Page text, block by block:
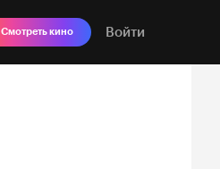
Смотреть кино Войти